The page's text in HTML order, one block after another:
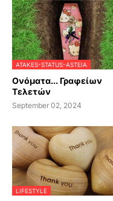
ATAKES-STATUS-ASTEIA
Ονόματα... Γραφείων
Τελετών
September 02, 2024
LIFESTYLE